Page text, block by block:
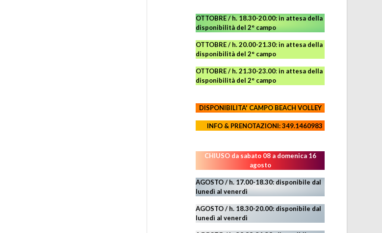
OTTOBRE / h. 18.30-20.00:in attesa della
disponibilità del 2° campo
OTTOBRE / h. 20.00-21.30:in attesa della
disponibilità del 2° campo
OTTOBRE / h. 21.30-23.00:in attesa della
disponibilità del 2° campo
DISPONIBILITA' CAMPOBEACH VOLLEY
INFO & PRENOTAZIONI: 349.1460983
CHIUSO da sabato 08 a domenica 16
agosto
AGOSTO / h. 17.00-18.30: disponibile dal
lunedì al venerdì
AGOSTO/ h. 18.30-20.00: disponibile dal
lunedì al venerdì